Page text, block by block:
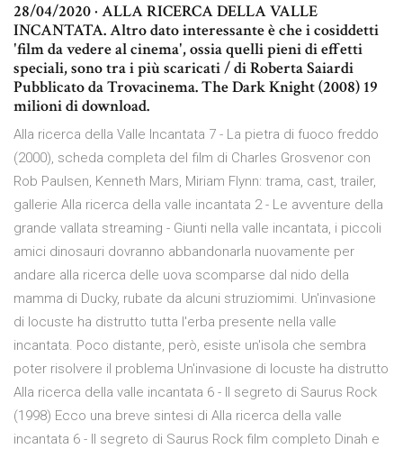
28/04/2020 · ALLA RICERCA DELLA VALLE
INCANTATA. Altro dato interessante è che i cosiddetti
'film da vedere al cinema', ossia quelli pieni di effetti
speciali, sono tra i più scaricati / di Roberta Saiardi
Pubblicato da Trovacinema. The Dark Knight (2008) 19
milioni di download.
Alla ricerca della Valle Incantata 7 - La pietra di fuoco freddo
(2000), scheda completa del film di Charles Grosvenor con
Rob Paulsen, Kenneth Mars, Miriam Flynn: trama, cast, trailer,
gallerie Alla ricerca della valle incantata 2 - Le avventure della
grande vallata streaming - Giunti nella valle incantata, i piccoli
amici dinosauri dovranno abbandonarla nuovamente per
andare alla ricerca delle uova scomparse dal nido della
mamma di Ducky, rubate da alcuni struziomimi. Un'invasione
di locuste ha distrutto tutta l'erba presente nella valle
incantata. Poco distante, però, esiste un'isola che sembra
poter risolvere il problema Un'invasione di locuste ha distrutto
Alla ricerca della valle incantata 6 - Il segreto di Saurus Rock
(1998) Ecco una breve sintesi di Alla ricerca della valle
incantata 6 - Il segreto di Saurus Rock film completo Dinah e